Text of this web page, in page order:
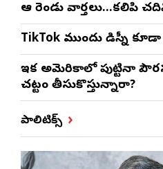
ఆ రెండు వార్తలు…కలిపి
TikTok ముందు డిస్నీ
ఇక అమెరికాలో పుట్టినా
చట్టం తీసుకొస్తున్నారా?
పాలిటిక్స్